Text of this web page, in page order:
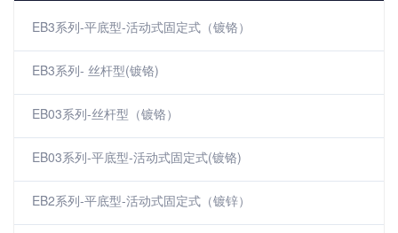
EB3系列-平底型-活动式固定式（镀铬）
EB3系列- 丝杆型(镀铬)
EB03系列-丝杆型（镀铬）
EB03系列-平底型-活动式固定式(镀铬)
EB2系列-平底型-活动式固定式（镀锌）